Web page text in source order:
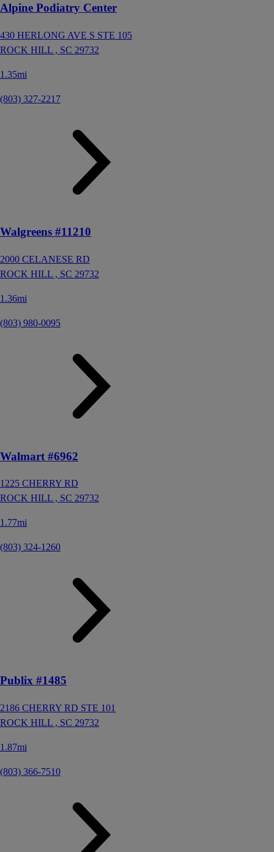
Alpine Podiatry Center
430 HERLONG AVE S STE 105
ROCK HILL , SC 29732
1.35mi
(803) 327-2217
Walgreens #11210
2000 CELANESE RD
ROCK HILL , SC 29732
1.36mi
(803) 980-0095
Walmart #6962
1225 CHERRY RD
ROCK HILL , SC 29732
1.77mi
(803) 324-1260
Publix #1485
2186 CHERRY RD STE 101
ROCK HILL , SC 29732
1.87mi
(803) 366-7510